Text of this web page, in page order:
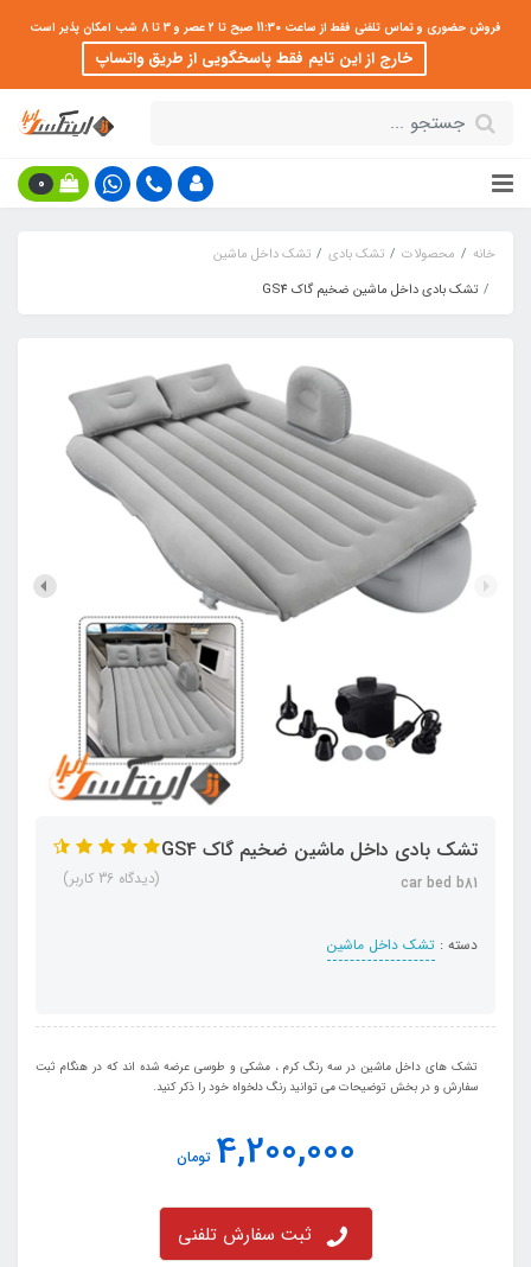
فروش حضوری و تماس تلفنی فقط از ساعت 11:30 صبح تا 2 عصر و 3 تا 8 شب امکان پذیر است
خارج از این تایم فقط پاسخگویی از طریق واتساپ
0
خانه محصولات تشک بادی
تشک داخل ماشین
تشک بادی داخل ماشین ضخیم گاک GS4
تشک بادی داخل ماشین ضخیم گاک GS4
car bed b81
دسته : تشک داخل ماشین
(دیدگاه 36 کاربر)
تشک های داخل ماشین در سه رنگ کرم ، مشکی و طوسی عرضه شده اند که در هنگام ثبت
سفارش و در بخش توضیحات می توانید رنگ دلخواه خود را ذکر کنید.
4,200,000 تومان
ثبت سفارش تلفنی